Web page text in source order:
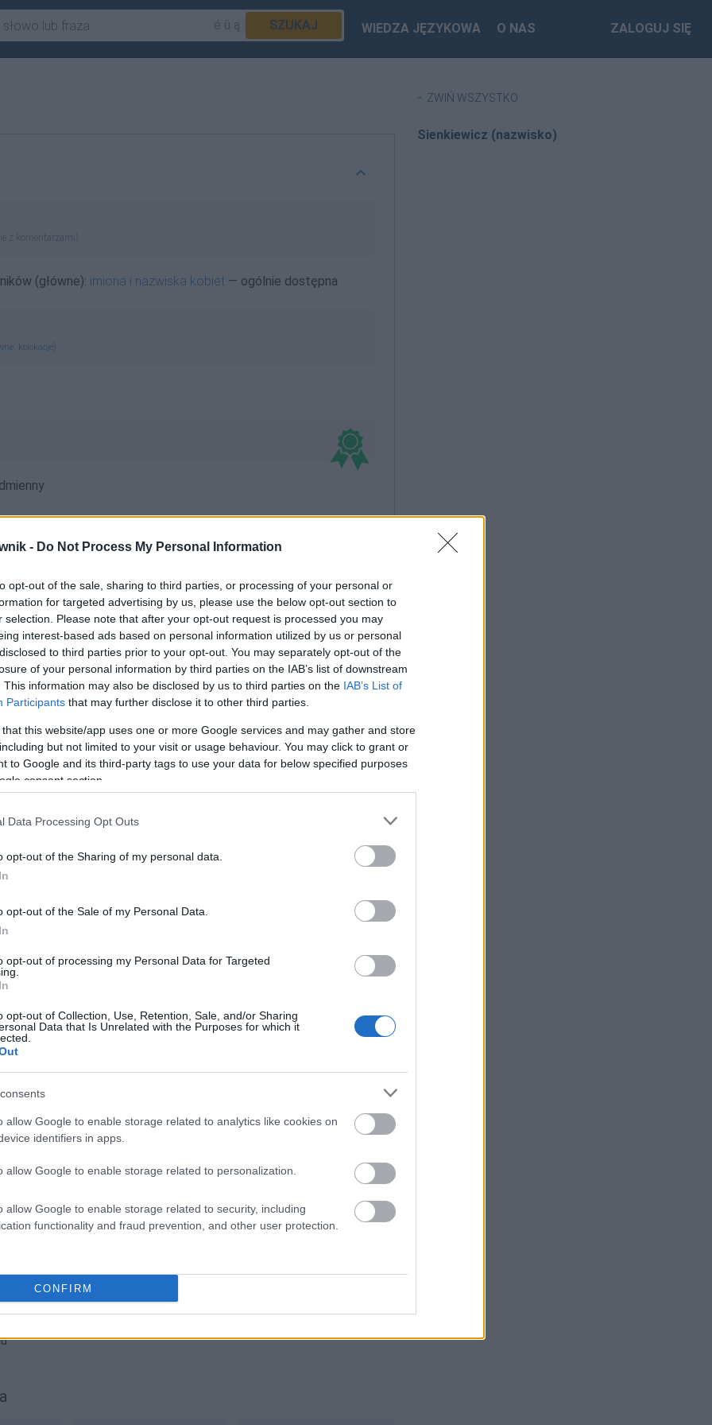
- Do Not Process My Personal Information
opt-out of the sale, sharing to third parties, or processing of your personal or
for targeted advertising by us, please use the below opt-out section to
selection. Please note that after your opt-out request is processed you may
interest-based ads based on personal information utilized by us or personal
to third parties prior to your opt-out. You may separately opt-out of the
of your personal information by third parties on the IAB’s list of downstream
This information may also be disclosed by us to third parties on the IAB’s List of
Participants that may further disclose it to other third parties.
that this website/app uses one or more Google services and may gather and store
but not limited to your visit or usage behaviour. You may click to grant or
to Google and its third-party tags to use your data for below specified purposes
consent section.
Data Processing Opt Outs
opt-out of the Sharing of my personal data.
opt-out of the Sale of my Personal Data.
opt-out of processing my Personal Data for Targeted
opt-out of Collection, Use, Retention, Sale, and/or Sharing
Data that Is Unrelated with the Purposes for which it
allow Google to enable storage related to analytics like cookies on
identifiers in apps.
allow Google to enable storage related to personalization.
allow Google to enable storage related to security, including
functionality and fraud prevention, and other user protection.
CONFIRM
SZUKAJ WIEDZA JĘZYKOWA O NAS ZALOGUJ SIĘ
z komentarzami)
(główne): imiona i nazwiska kobiet — ogólnie dostępna
kolokacje
Sienkiewiczami; Sienkiewiczem; Sienkiewiczom;
Sienkiewiczu
abonenci Dobrego słownika.
SPRAWDŹ
)
ZWIŃ WSZYSTKO
Sienkiewicz (nazwisko)